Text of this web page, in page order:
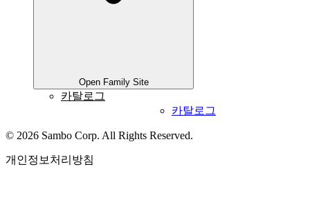
Open Family Site
카탈로그
카탈로그
© 2026 Sambo Corp. All Rights Reserved.
개인정보처리방침